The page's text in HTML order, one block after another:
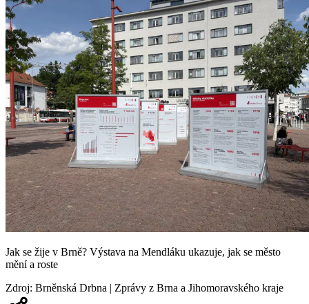
Jak se žije v Brně? Výstava na Mendláku ukazuje, jak se město
mění a roste
Zdroj: Brněnská Drbna | Zprávy z Brna a Jihomoravského kraje